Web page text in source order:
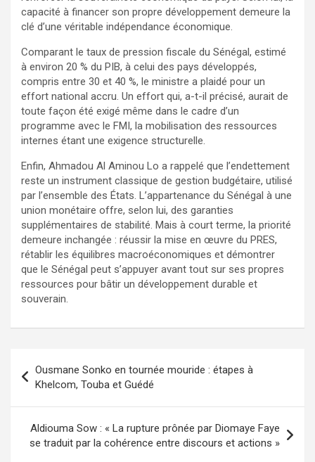
capacité à financer son propre développement demeure la
clé d’une véritable indépendance économique.
Comparant le taux de pression fiscale du Sénégal, estimé
à environ 20 % du PIB, à celui des pays développés,
compris entre 30 et 40 %, le ministre a plaidé pour un
effort national accru. Un effort qui, a-t-il précisé, aurait de
toute façon été exigé même dans le cadre d’un
programme avec le FMI, la mobilisation des ressources
internes étant une exigence structurelle.
Enfin, Ahmadou Al Aminou Lo a rappelé que l’endettement
reste un instrument classique de gestion budgétaire, utilisé
par l’ensemble des États. L’appartenance du Sénégal à une
union monétaire offre, selon lui, des garanties
supplémentaires de stabilité. Mais à court terme, la priorité
demeure inchangée : réussir la mise en œuvre du PRES,
rétablir les équilibres macroéconomiques et démontrer
que le Sénégal peut s’appuyer avant tout sur ses propres
ressources pour bâtir un développement durable et
souverain.
Ousmane Sonko en tournée mouride : étapes à
Khelcom, Touba et Guédé
Aldiouma Sow : « La rupture prônée par Diomaye Faye
se traduit par la cohérence entre discours et actions »